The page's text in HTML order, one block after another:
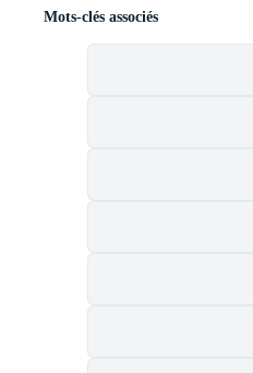
Mots-clés associés